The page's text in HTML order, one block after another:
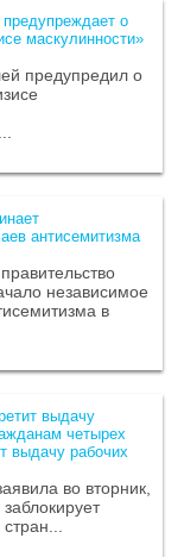
о
маскулинности»
предупредил о
антисемитизма
независимое
в
выдачу
четырех
выдачу рабочих
во вторник,